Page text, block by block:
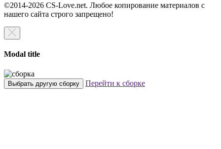
©2014-2026 CS-Love.net. Любое копирование материалов с
нашего сайта строго запрещено!
Modal title
Выбрать другую сборку Перейти к сборке